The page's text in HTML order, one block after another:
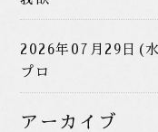
2026年07月29日(
プロ
アーカイブ